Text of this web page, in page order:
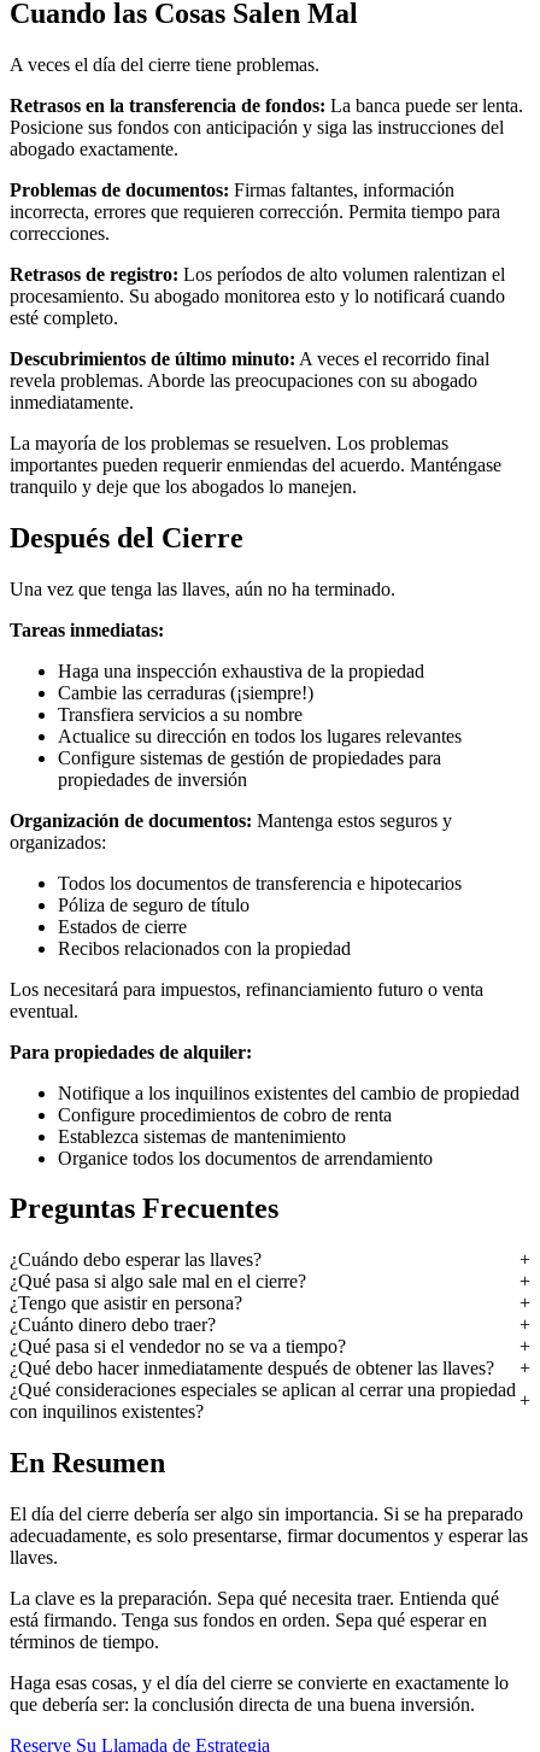
Cuando las Cosas Salen Mal
A veces el día del cierre tiene problemas.
Retrasos en la transferencia de fondos: La banca puede ser lenta.
Posicione sus fondos con anticipación y siga las instrucciones del
abogado exactamente.
Problemas de documentos: Firmas faltantes, información
incorrecta, errores que requieren corrección. Permita tiempo para
correcciones.
Retrasos de registro: Los períodos de alto volumen ralentizan el
procesamiento. Su abogado monitorea esto y lo notificará cuando
esté completo.
Descubrimientos de último minuto: A veces el recorrido final
revela problemas. Aborde las preocupaciones con su abogado
inmediatamente.
La mayoría de los problemas se resuelven. Los problemas
importantes pueden requerir enmiendas del acuerdo. Manténgase
tranquilo y deje que los abogados lo manejen.
Después del Cierre
Una vez que tenga las llaves, aún no ha terminado.
Tareas inmediatas:
Haga una inspección exhaustiva de la propiedad
Cambie las cerraduras (¡siempre!)
Transfiera servicios a su nombre
Actualice su dirección en todos los lugares relevantes
Configure sistemas de gestión de propiedades para
propiedades de inversión
Organización de documentos: Mantenga estos seguros y
organizados:
Todos los documentos de transferencia e hipotecarios
Póliza de seguro de título
Estados de cierre
Recibos relacionados con la propiedad
Los necesitará para impuestos, refinanciamiento futuro o venta
eventual.
Para propiedades de alquiler:
Notifique a los inquilinos existentes del cambio de propiedad
Configure procedimientos de cobro de renta
Establezca sistemas de mantenimiento
Organice todos los documentos de arrendamiento
Preguntas Frecuentes
¿Cuándo debo esperar las llaves?
¿Qué pasa si algo sale mal en el cierre?
¿Tengo que asistir en persona?
¿Cuánto dinero debo traer?
¿Qué pasa si el vendedor no se va a tiempo?
¿Qué debo hacer inmediatamente después de obtener las llaves?
¿Qué consideraciones especiales se aplican al cerrar una propiedad
con inquilinos existentes?
En Resumen
El día del cierre debería ser algo sin importancia. Si se ha preparado
adecuadamente, es solo presentarse, firmar documentos y esperar las
llaves.
La clave es la preparación. Sepa qué necesita traer. Entienda qué
está firmando. Tenga sus fondos en orden. Sepa qué esperar en
términos de tiempo.
Haga esas cosas, y el día del cierre se convierte en exactamente lo
que debería ser: la conclusión directa de una buena inversión.
Reserve Su Llamada de Estrategia